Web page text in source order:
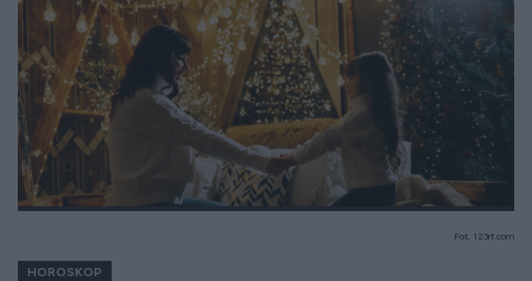
Fot. 123rf.com
HOROSKOP